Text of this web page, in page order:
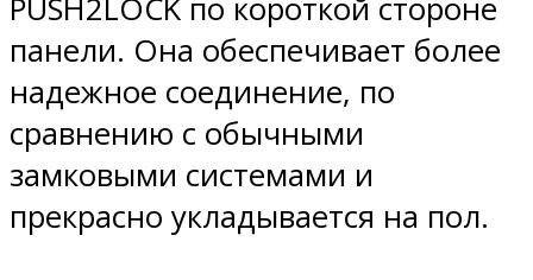
PUSH2LOCK по короткой стороне
панели. Она обеспечивает более
надежное соединение, по
сравнению с обычными
замковыми системами и
прекрасно укладывается на пол.